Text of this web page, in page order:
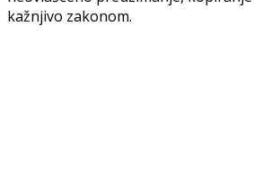
kažnjivo zakonom.